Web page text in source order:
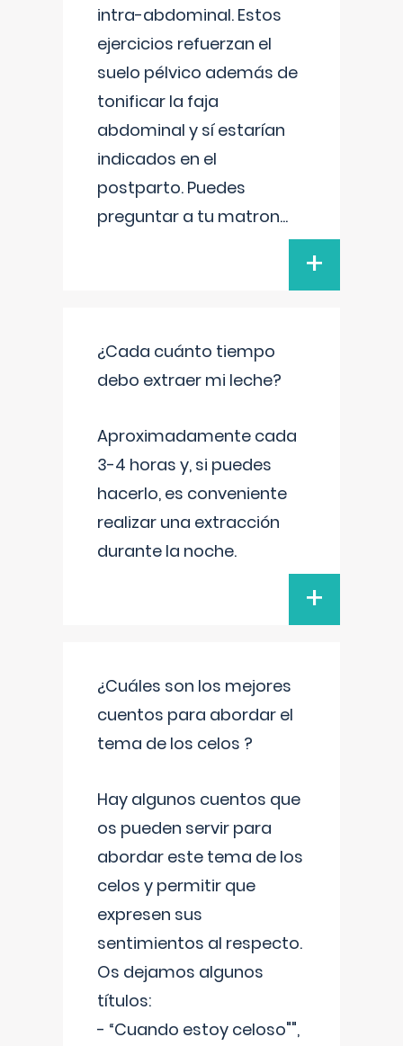
intra-abdominal. Estos
ejercicios refuerzan el
suelo pélvico además de
tonificar la faja
abdominal y sí estarían
indicados en el
postparto. Puedes
preguntar a tu matron...
+
¿Cada cuánto tiempo
debo extraer mi leche?
Aproximadamente cada
3-4 horas y, si puedes
hacerlo, es conveniente
realizar una extracción
durante la noche.
+
¿Cuáles son los mejores
cuentos para abordar el
tema de los celos ?
Hay algunos cuentos que
os pueden servir para
abordar este tema de los
celos y permitir que
expresen sus
sentimientos al respecto.
Os dejamos algunos
títulos:
- “Cuando estoy celoso"",